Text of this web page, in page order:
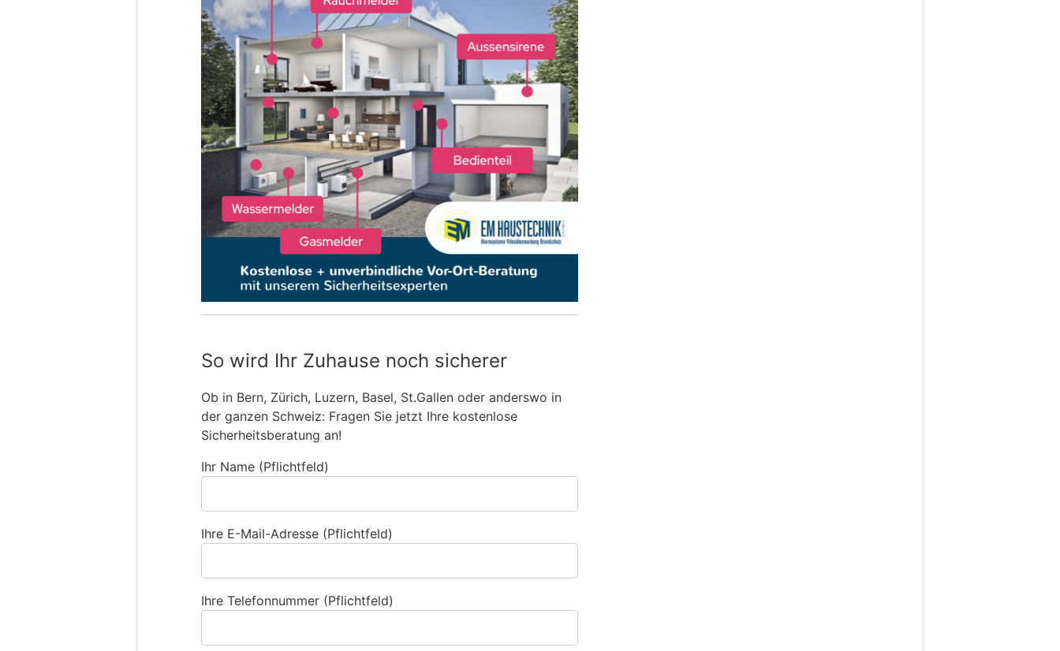
So wird Ihr Zuhause noch sicherer
Ob in Bern, Zürich, Luzern, Basel, St.Gallen oder anderswo in
der ganzen Schweiz: Fragen Sie jetzt Ihre kostenlose
Sicherheitsberatung an!
Ihr Name (Pflichtfeld)
Ihre E-Mail-Adresse (Pflichtfeld)
Ihre Telefonnummer (Pflichtfeld)